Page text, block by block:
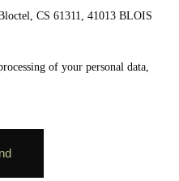
CS 61311, 41013 BLOIS
of your personal data,